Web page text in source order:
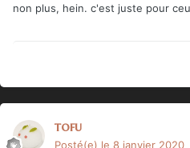
non plus, hein. c'est juste pour
tofu
Posté(e) le 8 janvier 2020